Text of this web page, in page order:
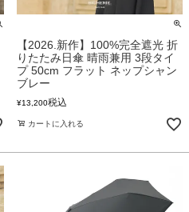
【2026.新作】100%完全遮光 折
りたたみ日傘 晴雨兼用 3段タイ
プ 50cm フラット ネップシャン
ブレー
¥13,200税込
カートに入れる